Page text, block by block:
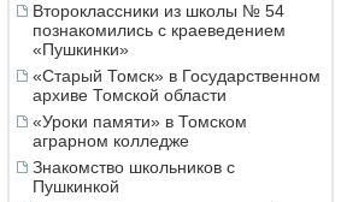
Второклассники из школы № 54
познакомились с краеведением
«Пушкинки»
«Старый Томск» в Государственном
архиве Томской области
«Уроки памяти» в Томском
аграрном колледже
Знакомство школьников с
Пушкинкой